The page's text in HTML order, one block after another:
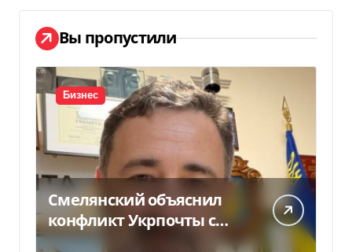
Вы пропустили
Бизнес
Смелянский объяснил
конфликт Укрпочты с
НБУ из-за платежек